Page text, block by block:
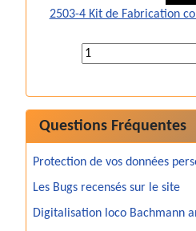
2503-4 Kit de Fabrication
Questions Fréquentes
Protection de vos données
Les Bugs recensés sur le site
Digitalisation loco Bachmann